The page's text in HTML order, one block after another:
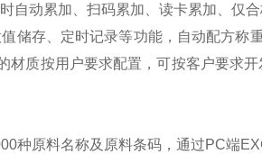
自动累加、扫码累加、读卡累加、仅合
储存、定时记录等功能，自动配方称重
材质按用户要求配置，可按客户要求
种原料名称及原料条码，通过PC端